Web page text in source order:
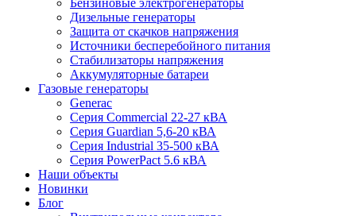
Бензиновые электрогенераторы
Дизельные генераторы
Защита от скачков напряжения
Источники бесперебойного питания
Стабилизаторы напряжения
Аккумуляторные батареи
Газовые генераторы
Generac
Серия Commercial 22-27 кВА
Серия Guardian 5,6-20 кВА
Серия Industrial 35-500 кВА
Серия PowerPact 5.6 кВА
Наши объекты
Новинки
Блог